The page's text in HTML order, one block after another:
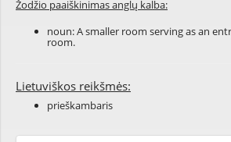
Žodžio paaiškinimas anglų kalba:
noun: A smaller room serving as an
room.
Lietuviškos reikšmės:
prieškambaris